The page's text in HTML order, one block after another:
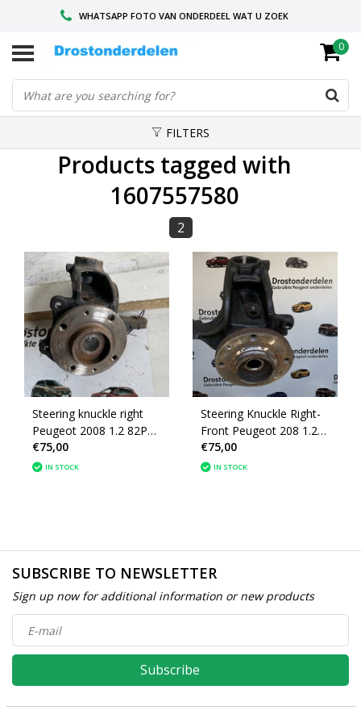
WHATSAPP FOTO VAN ONDERDEEL WAT U ZOEK
VOOR 16.00 BESTELD, VANDAAG VERZONDEN
GESPECIALISEERD PEUGEOT
0
FILTERS
Products tagged with
1607557580
2
Steering knuckle right
Peugeot 2008 1.2 82PK
P55 1607557580
€75,00
IN STOCK
Steering Knuckle Right-
Front Peugeot 208 1.2
82PK P55 (1607557580)
€75,00
IN STOCK
SUBSCRIBE TO NEWSLETTER
Sign up now for additional information or new products
Subscribe